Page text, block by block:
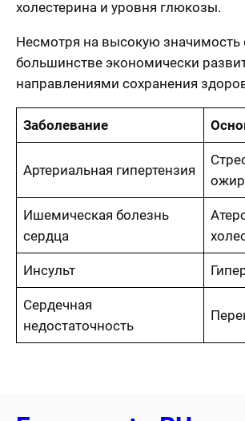
холестерина и уровня глюкозы.
Несмотря на высокую значимость
большинстве экономически
направлениями сохранения
Заболевание
Артериальная гипертензия
Ишемическая болезнь
сердца
Инсульт
Сердечная
недостаточность